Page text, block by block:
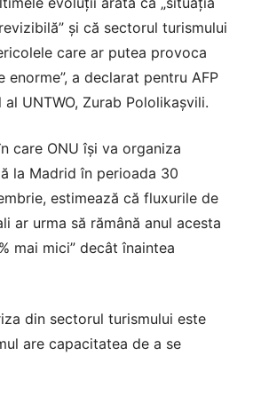
şi că sectorul turismului
care ar putea provoca
enorme”, a declarat pentru AFP
UNTWO, Zurab Pololikaşvili.
care ONU îşi va organiza
la Madrid în perioada 30
estimează că fluxurile de
ar urma să rămână anul acesta
mai mici” decât înaintea
din sectorul turismului este
are capacitatea de a se